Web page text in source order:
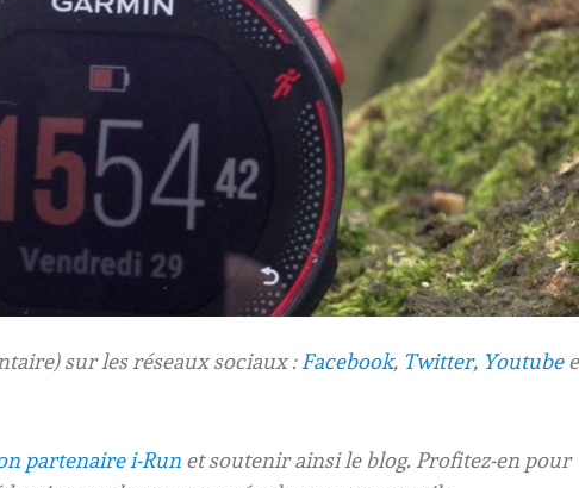
sur les réseaux sociaux :Facebook, Twitter, Youtube
partenaire i-Runet soutenir ainsi le blog. Profitez-en pour